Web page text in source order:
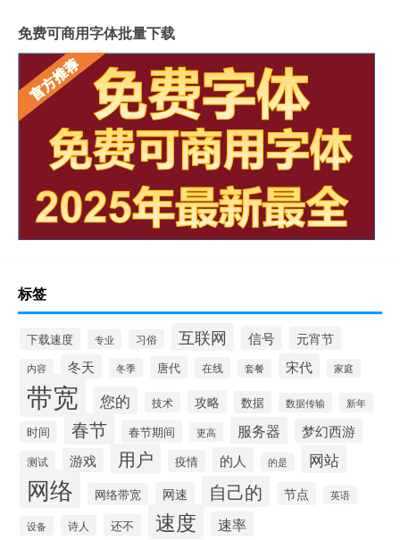
免费可商用字体批量下载
标签
下载速度 专业 习俗 互联网 信号 元宵节
内容 冬天 冬季 唐代 在线 套餐 宋代 家庭
带宽 您的 技术 攻略 数据 数据传输 新年
时间 春节 春节期间 更高 服务器 梦幻西游
测试 游戏 用户 疫情 的人 的是 网站
网络 网络带宽 网速 自己的 节点 英语
设备 诗人 还不 速度 速率